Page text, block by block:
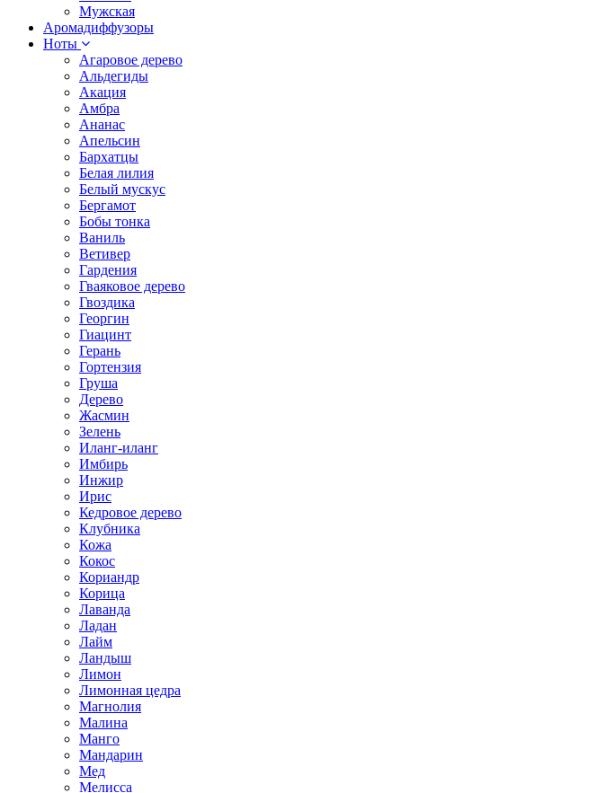
Мужская
Аромадиффузоры
Ноты
Агаровое дерево
Альдегиды
Акация
Амбра
Ананас
Апельсин
Бархатцы
Белая лилия
Белый мускус
Бергамот
Бобы тонка
Ваниль
Ветивер
Гардения
Гваяковое дерево
Гвоздика
Георгин
Гиацинт
Герань
Гортензия
Груша
Дерево
Жасмин
Зелень
Иланг-иланг
Имбирь
Инжир
Ирис
Кедровое дерево
Клубника
Кожа
Кокос
Кориандр
Корица
Лаванда
Ладан
Лайм
Ландыш
Лимон
Лимонная цедра
Магнолия
Малина
Манго
Мандарин
Мед
Мелисса